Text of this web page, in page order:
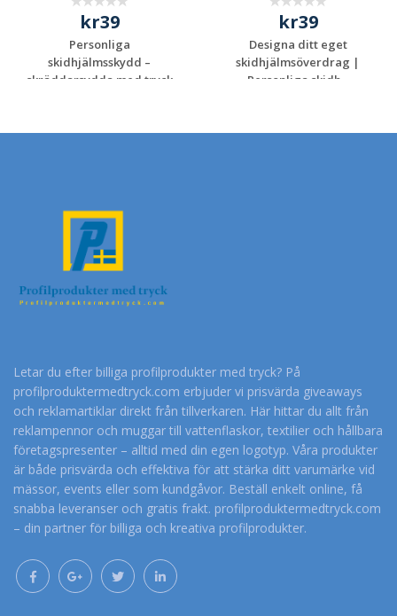
kr39
Personliga
skidhjälmsskydd –
skräddarsydda med tryck
kr39
Designa ditt eget
skidhjälmsöverdrag |
Personliga skidh...
Letar du efter billiga profilprodukter med tryck? På
profilproduktermedtryck.com erbjuder vi prisvärda giveaways
och reklamartiklar direkt från tillverkaren. Här hittar du allt från
reklampennor och muggar till vattenflaskor, textilier och hållbara
företagspresenter – alltid med din egen logotyp. Våra produkter
är både prisvärda och effektiva för att stärka ditt varumärke vid
mässor, events eller som kundgåvor. Beställ enkelt online, få
snabba leveranser och gratis frakt. profilproduktermedtryck.com
– din partner för billiga och kreativa profilprodukter.